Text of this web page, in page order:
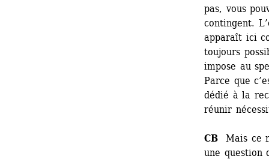
pas, vous
contingent.
apparaît ici
toujours
impose au
Parce que
dédié à la
réunir
CB Mais ce
une question